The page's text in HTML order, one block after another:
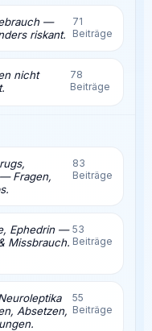
—
riskant.
71
Beiträge
nicht
78
Beiträge
Fragen,
83
Beiträge
Ephedrin —
Missbrauch.
53
Beiträge
Absetzen,
55
Beiträge